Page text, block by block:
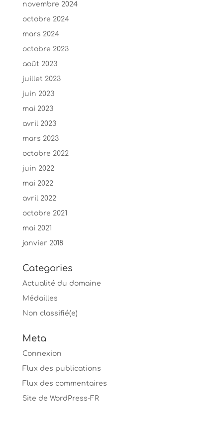
novembre 2024
octobre 2024
mars 2024
octobre 2023
août 2023
juillet 2023
juin 2023
mai 2023
avril 2023
mars 2023
octobre 2022
juin 2022
mai 2022
avril 2022
octobre 2021
mai 2021
janvier 2018
Categories
Actualité du domaine
Médailles
Non classifié(e)
Meta
Connexion
Flux des publications
Flux des commentaires
Site de WordPress-FR